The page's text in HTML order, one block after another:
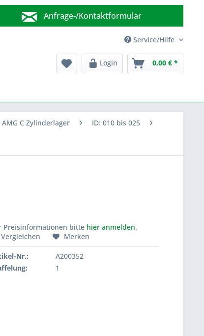
Anfrage-/Kontaktformular
Wir sind für Sie da! Service/Hilfe
Login 0,00 € *
AMG C Zylinderlager ID: 010 bis 025
Preisinformationen bitte hier anmelden.
Vergleichen
Merken
Nr.:
A200352
1